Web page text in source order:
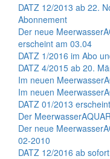
DATZ 12/2013 ab 22.
Abonnement
Der neue
erscheint am 03.04
DATZ 1/2016 im Abo
DATZ 4/2015 ab 20.
Im neuen
Im neuen
DATZ 01/2013
Der
Der neue
02-2010
DATZ 12/2016 ab